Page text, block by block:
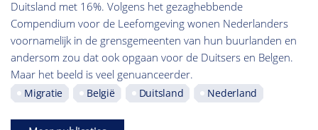
Duitsland met 16%. Volgens het gezaghebbende
Compendium voor de Leefomgeving wonen Nederlanders
voornamelijk in de grensgemeenten van hun buurlanden en
andersom zou dat ook opgaan voor de Duitsers en Belgen.
Maar het beeld is veel genuanceerder.
Migratie België Duitsland Nederland